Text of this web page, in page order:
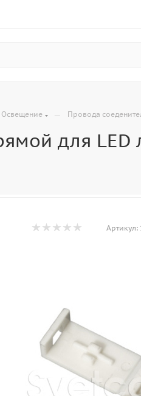
Освещение — Провода
для
Артикул: